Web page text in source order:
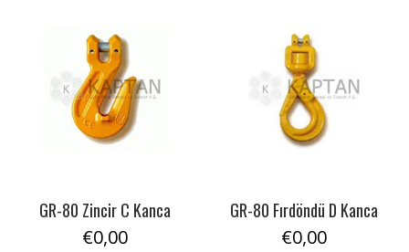
GR-80 Zincir C Kanca
€0,00
GR-80 Fırdöndü D Kanca
€0,00